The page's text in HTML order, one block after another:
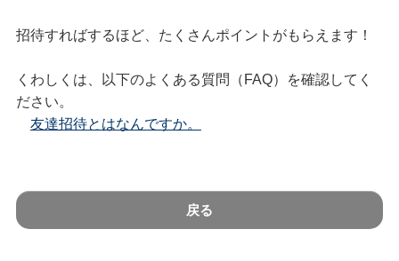
招待すればするほど、たくさんポイントがもらえます！
くわしくは、以下のよくある質問（FAQ）を確認してく
ださい。
友達招待とはなんですか。
戻る